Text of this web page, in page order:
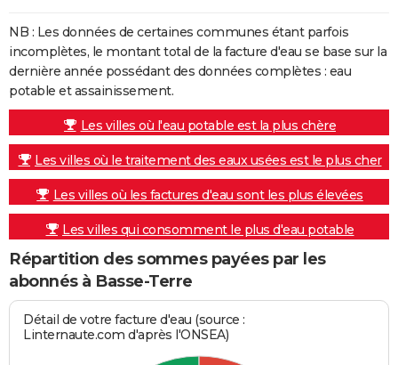
NB : Les données de certaines communes étant parfois
incomplètes, le montant total de la facture d'eau se base sur la
dernière année possédant des données complètes : eau
potable et assainissement.
Les villes où l'eau potable est la plus chère
Les villes où le traitement des eaux usées est le plus cher
Les villes où les factures d'eau sont les plus élevées
Les villes qui consomment le plus d'eau potable
Répartition des sommes payées par les
abonnés à Basse-Terre
Détail de votre facture d'eau (source :
Linternaute.com d'après l'ONSEA)